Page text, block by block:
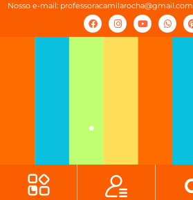
Nosso e-mail: professoracamilarocha@gmail.com